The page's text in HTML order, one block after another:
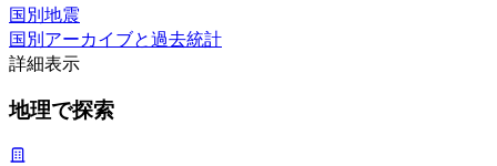
国別地震
国別アーカイブと過去統計
詳細表示
地理で探索